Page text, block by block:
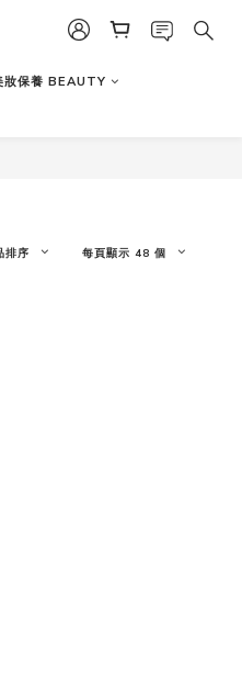
妝保養 BEAUTY
排序 每頁顯示 48 個